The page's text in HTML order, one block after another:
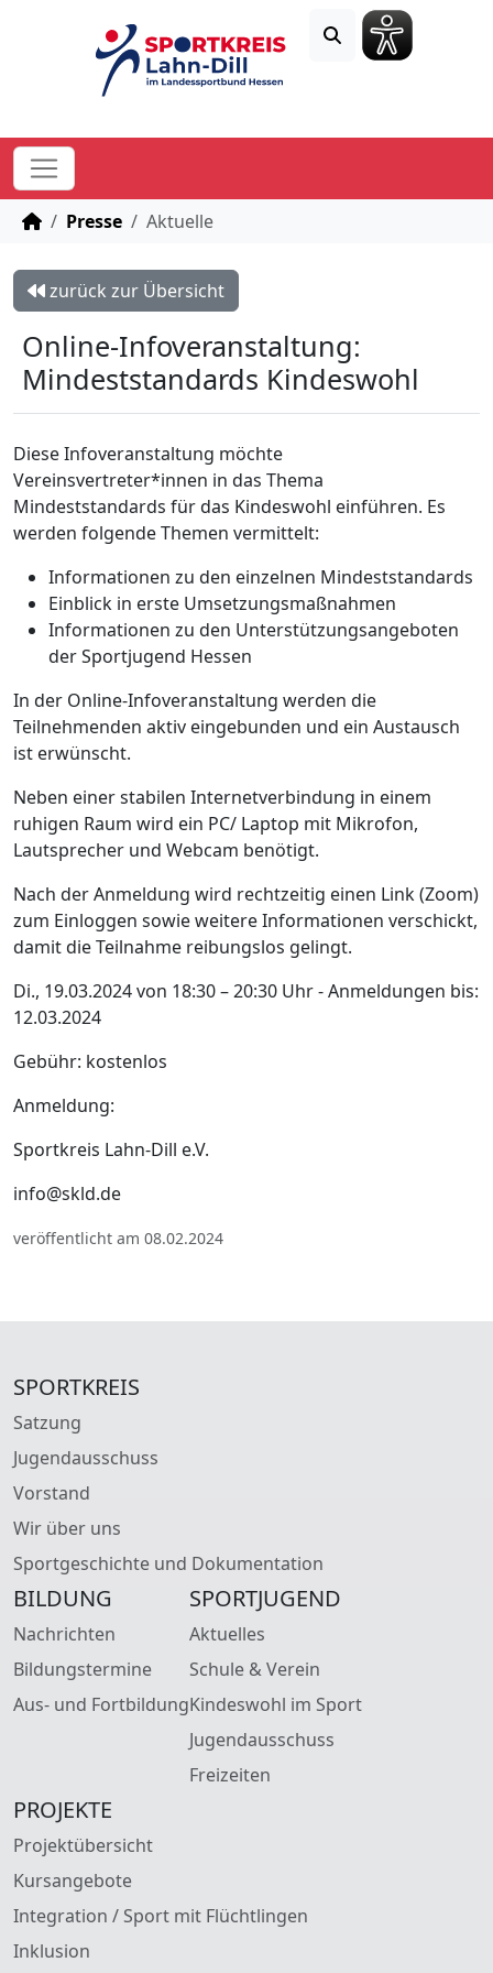
STARTSEITE
Presse Aktuelle
zurück zur Übersicht
Online-Infoveranstaltung:
Mindeststandards Kindeswohl
Diese Infoveranstaltung möchte
Vereinsvertreter*innen in das Thema
Mindeststandards für das Kindeswohl einführen. Es
werden folgende Themen vermittelt:
Informationen zu den einzelnen Mindeststandards
Einblick in erste Umsetzungsmaßnahmen
Informationen zu den Unterstützungsangeboten
der Sportjugend Hessen
In der Online-Infoveranstaltung werden die
Teilnehmenden aktiv eingebunden und ein Austausch
ist erwünscht.
Neben einer stabilen Internetverbindung in einem
ruhigen Raum wird ein PC/ Laptop mit Mikrofon,
Lautsprecher und Webcam benötigt.
Nach der Anmeldung wird rechtzeitig einen Link (Zoom)
zum Einloggen sowie weitere Informationen verschickt,
damit die Teilnahme reibungslos gelingt.
Di., 19.03.2024 von 18:30 – 20:30 Uhr - Anmeldungen bis:
12.03.2024
Gebühr: kostenlos
Anmeldung:
Sportkreis Lahn-Dill e.V.
info@skld.de
veröffentlicht am 08.02.2024
SPORTKREIS
Satzung
Jugendausschuss
Vorstand
Wir über uns
Sportgeschichte und Dokumentation
BILDUNG
Nachrichten
Bildungstermine
Aus- und Fortbildung
SPORTJUGEND
Aktuelles
Schule & Verein
Kindeswohl im Sport
Jugendausschuss
Freizeiten
PROJEKTE
Projektübersicht
Kursangebote
Integration / Sport mit Flüchtlingen
Inklusion